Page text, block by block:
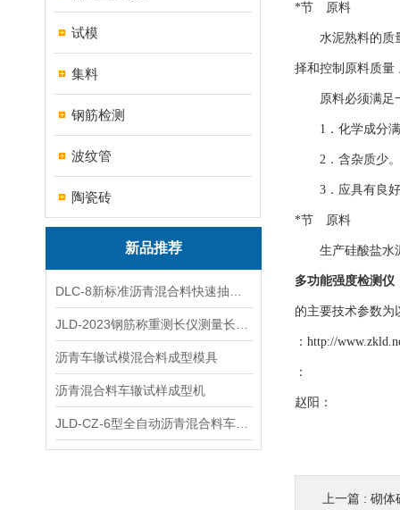
试模
集料
钢筋检测
波纹管
陶瓷砖
新品推荐
沥青车辙试模混合料成型模具
沥青混合料车辙试样成型机
*节 原料
水泥熟料的质量
择和控制原料质量
原料必须满足
1．化学成分满
2．含杂质少。
3．应具有良好
*节 原料
生产硅酸盐水泥
多功能强度检测仪
的主要技术参数为
： http://
：
赵阳：
上一篇 : 砌体